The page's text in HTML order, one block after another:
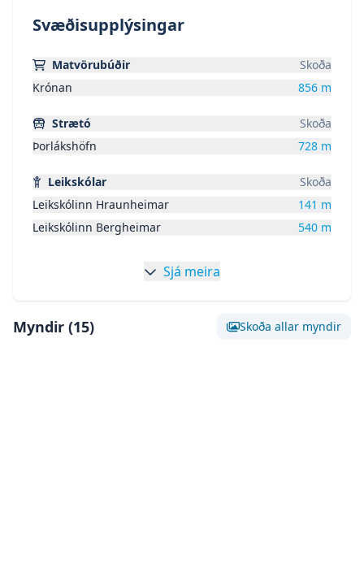
rafmagnsteikningar.
Nánari lýsingu má fá hjá fasteigansala.
Halldór Freyr Sveinbjörnsson - 6932916 -
halldor@fastgardur.is
Svæðisupplýsingar
Matvörubúðir
Skoða
Krónan
856 m
Strætó
Skoða
Þorlákshöfn
728 m
Leikskólar
Skoða
Leikskólinn Hraunheimar
141 m
Leikskólinn Bergheimar
540 m
Sjá meira
Myndir (15) Skoða allar myndir